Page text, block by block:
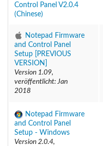
Control Panel V2.0.4
(Chinese)
Notepad Firmware
and Control Panel
Setup [PREVIOUS
VERSION]
Version 1.09,
veröffentlicht: Jan
2018
Notepad Firmware
and Control Panel
Setup - Windows
Version 2.0.4,